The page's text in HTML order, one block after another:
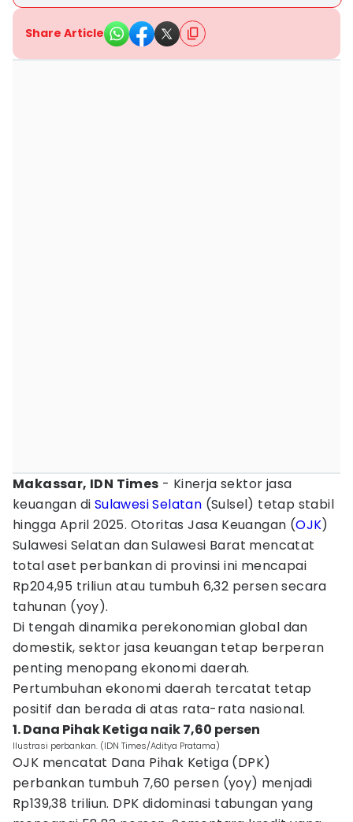
Share Article
Makassar, IDN Times - Kinerja sektor jasa
keuangan di Sulawesi Selatan (Sulsel) tetap stabil
hingga April 2025. Otoritas Jasa Keuangan (OJK)
Sulawesi Selatan dan Sulawesi Barat mencatat
total aset perbankan di provinsi ini mencapai
Rp204,95 triliun atau tumbuh 6,32 persen secara
tahunan (yoy).
Di tengah dinamika perekonomian global dan
domestik, sektor jasa keuangan tetap berperan
penting menopang ekonomi daerah.
Pertumbuhan ekonomi daerah tercatat tetap
positif dan berada di atas rata-rata nasional.
1. Dana Pihak Ketiga naik 7,60 persen
Ilustrasi perbankan. (IDN Times/Aditya Pratama)
OJK mencatat Dana Pihak Ketiga (DPK)
perbankan tumbuh 7,60 persen (yoy) menjadi
Rp139,38 triliun. DPK didominasi tabungan yang